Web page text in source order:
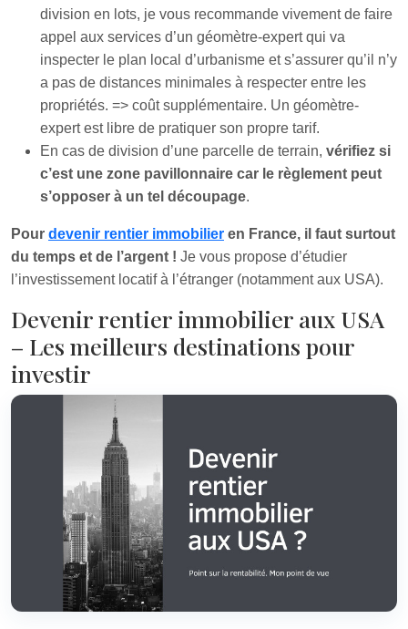
division en lots, je vous recommande vivement de faire
appel aux services d’un géomètre-expert qui va
inspecter le plan local d’urbanisme et s’assurer qu’il n’y
a pas de distances minimales à respecter entre les
propriétés. => coût supplémentaire. Un géomètre-
expert est libre de pratiquer son propre tarif.
En cas de division d’une parcelle de terrain, vérifiez si
c’est une zone pavillonnaire car le règlement peut
s’opposer à un tel découpage.
Pour devenir rentier immobilier en France, il faut surtout
du temps et de l’argent ! Je vous propose d’étudier
l’investissement locatif à l’étranger (notamment aux USA).
Devenir rentier immobilier aux USA
– Les meilleurs destinations pour
investir